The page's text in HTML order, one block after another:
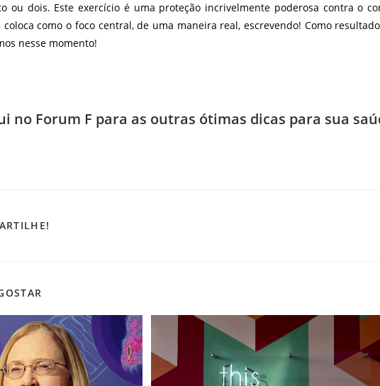
ou dois. Este exercício é uma proteção incrivelmente poderosa contra o
como o foco central, de uma maneira real, escrevendo! Como
nesse momento!
no Forum F para as outras ótimas dicas para sua